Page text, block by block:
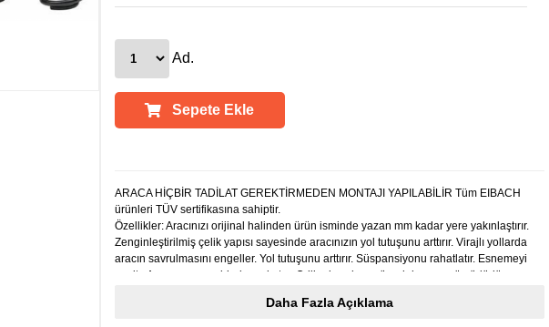
Ad.
Sepete Ekle
ARACA HİÇBİR TADİLAT GEREKTİRMEDEN MONTAJI YAPILABİLİR Tüm EIBACH
ürünleri TÜV sertifikasına sahiptir.
Özellikler: Aracınızı orijinal halinden ürün isminde yazan mm kadar yere yakınlaştırır.
Zenginleştirilmiş çelik yapısı sayesinde aracınızın yol tutuşunu arttırır. Virajlı yollarda
aracın savrulmasını engeller. Yol tutuşunu arttırır. Süspansiyonu rahatlatır. Esnemeyi
azaltır Aracınıza spor bir duruş katar. Orijinal yaylara göre daha uzun ömürlüdür.
Daha Fazla Açıklama